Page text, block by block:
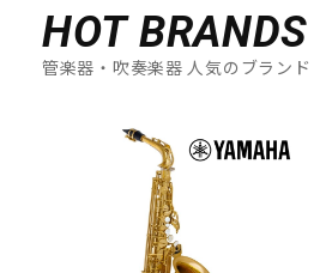
HOT BRANDS
管楽器・吹奏楽器 人気のブランド